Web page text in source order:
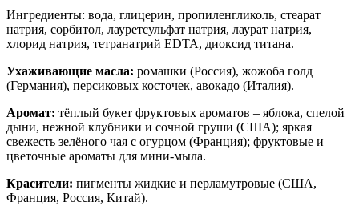
Ингредиенты: вода, глицерин, пропиленгликоль, стеарат
натрия, сорбитол, лауретсульфат натрия, лаурат натрия,
хлорид натрия, тетранатрий EDTA, диоксид титана.
Ухаживающие масла: ромашки (Россия), жожоба голд
(Германия), персиковых косточек, авокадо (Италия).
Аромат: тёплый букет фруктовых ароматов – яблока, спелой
дыни, нежной клубники и сочной груши (США); яркая
свежесть зелёного чая с огурцом (Франция); фруктовые и
цветочные ароматы для мини-мыла.
Красители: пигменты жидкие и перламутровые (США,
Франция, Россия, Китай).